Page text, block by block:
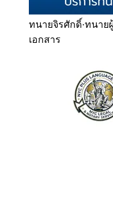
ทนายจิรศักดิ์·ทนาย
เอกสาร